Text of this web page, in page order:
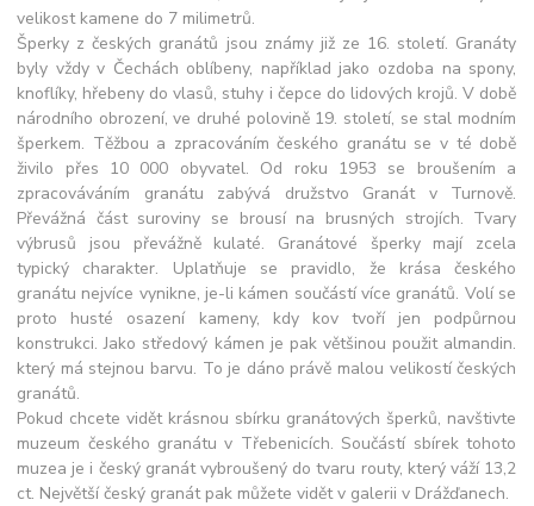
velikost kamene do 7 milimetrů.
Šperky z českých granátů jsou známy již ze 16. století. Granáty
byly vždy v Čechách oblíbeny, například jako ozdoba na spony,
knoflíky, hřebeny do vlasů, stuhy i čepce do lidových krojů. V době
národního obrození, ve druhé polovině 19. století, se stal modním
šperkem. Těžbou a zpracováním českého granátu se v té době
živilo přes 10 000 obyvatel. Od roku 1953 se broušením a
zpracováváním granátu zabývá družstvo Granát v Turnově.
Převážná část suroviny se brousí na brusných strojích. Tvary
výbrusů jsou převážně kulaté. Granátové šperky mají zcela
typický charakter. Uplatňuje se pravidlo, že krása českého
granátu nejvíce vynikne, je-li kámen součástí více granátů. Volí se
proto husté osazení kameny, kdy kov tvoří jen podpůrnou
konstrukci. Jako středový kámen je pak většinou použit almandin.
který má stejnou barvu. To je dáno právě malou velikostí českých
granátů.
Pokud chcete vidět krásnou sbírku granátových šperků, navštivte
muzeum českého granátu v Třebenicích. Součástí sbírek tohoto
muzea je i český granát vybroušený do tvaru routy, který váží 13,2
ct. Největší český granát pak můžete vidět v galerii v Drážďanech.